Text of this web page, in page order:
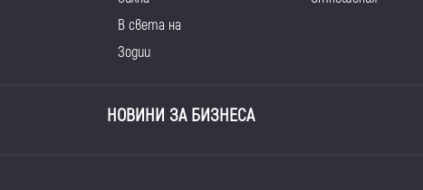
В света на
Зодии
НОВИНИ ЗА БИЗНЕСА